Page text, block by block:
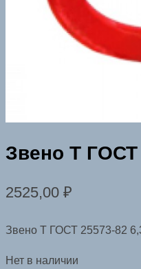
Звено Т ГОСТ
2525,00 ₽
Звено Т ГОСТ 25573-82
Нет в наличии